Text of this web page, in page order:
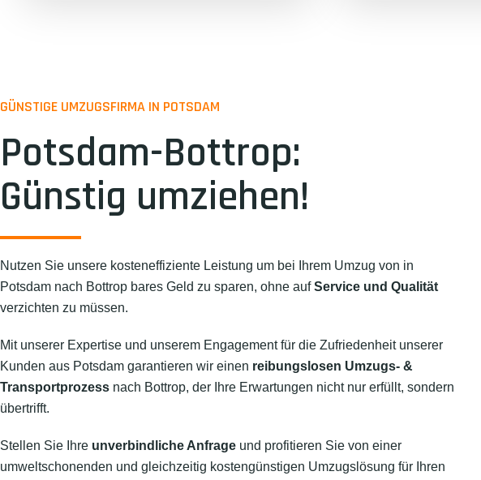
GÜNSTIGE UMZUGSFIRMA IN POTSDAM
Potsdam-Bottrop:
Günstig umziehen!
Nutzen Sie unsere kosteneffiziente Leistung um bei Ihrem Umzug von in
Potsdam nach Bottrop bares Geld zu sparen, ohne aufService und Qualität
verzichten zu müssen.
Mit unserer Expertise und unserem Engagement für die Zufriedenheit unserer
Kunden aus Potsdam garantieren wir einen reibungslosen Umzugs- &
Transportprozess nach Bottrop, der Ihre Erwartungen nicht nur erfüllt, sondern
übertrifft.
Stellen Sie Ihre unverbindliche Anfrage und profitieren Sie von einer
umweltschonenden und gleichzeitig kostengünstigen Umzugslösung für Ihren